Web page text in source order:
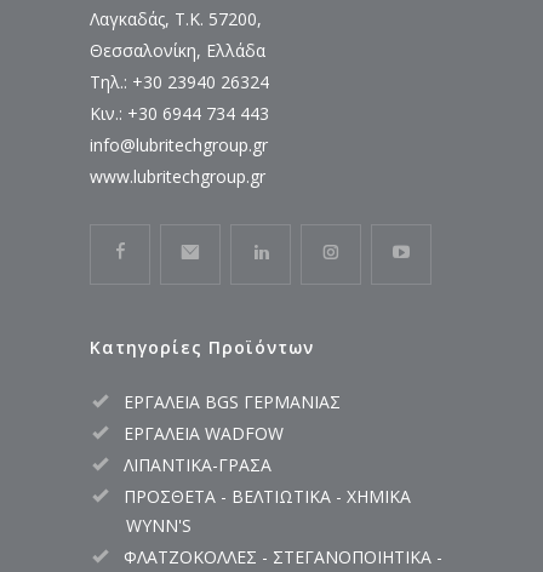
Λαγκαδάς, Τ.Κ. 57200,
Θεσσαλονίκη, Ελλάδα
Τηλ.: +30 23940 26324
Κιν.: +30 6944 734 443
info@lubritechgroup.gr
www.lubritechgroup.gr
Κατηγορίες Προϊόντων
ΕΡΓΑΛΕΙΑ BGS ΓΕΡΜΑΝΙΑΣ
ΕΡΓΑΛΕΙΑ WADFOW
ΛΙΠΑΝΤΙΚΑ-ΓΡΑΣΑ
ΠΡΟΣΘΕΤΑ - ΒΕΛΤΙΩΤΙΚΑ - ΧΗΜΙΚΑ
WYNN'S
ΦΛΑΤΖΟΚΟΛΛΕΣ - ΣΤΕΓΑΝΟΠΟΙΗΤΙΚΑ -